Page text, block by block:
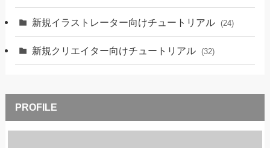
新規イラストレーター向けチュートリアル (24)
新規クリエイター向けチュートリアル (32)